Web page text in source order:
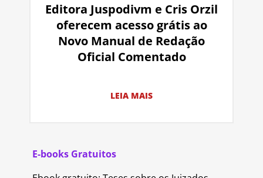
Editora Juspodivm e Cris Orzil
oferecem acesso grátis ao
Novo Manual de Redação
Oficial Comentado
LEIA MAIS
E-books Gratuitos